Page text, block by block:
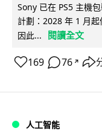
Sony 已在 PS5 主機
計劃：2028 年 1 月
因此...
閱讀全文
169 76 ↗
人工智能